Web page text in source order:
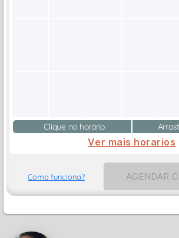
Clique no horário
Ver mais horarios
Como funciona? AGENDAR